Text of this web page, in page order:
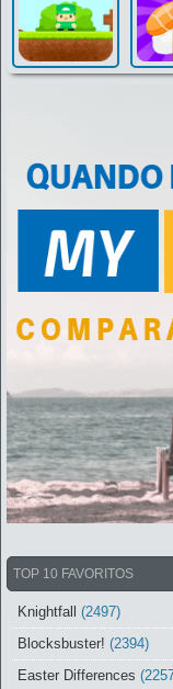
TOP 10 FAVORITOS
Knightfall (2497)
Blocksbuster! (2394)
Easter Differences